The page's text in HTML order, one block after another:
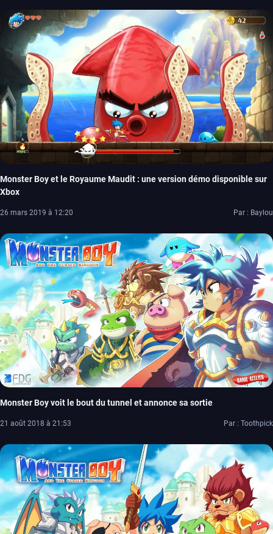
Monster Boy et le Royaume Maudit : une version démo disponible sur
Xbox
26 mars 2019 à 12:20 Par : Baylou
Monster Boy voit le bout du tunnel et annonce sa sortie
21 août 2018 à 21:53 Par : Toothpick